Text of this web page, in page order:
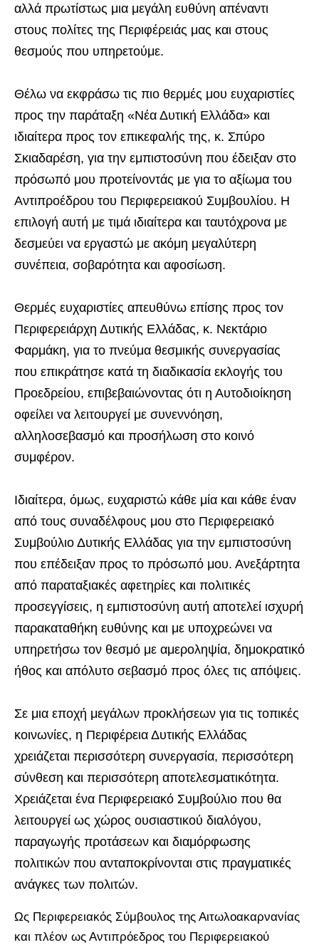
αλλά πρωτίστως μια μεγάλη ευθύνη απέναντι
στους πολίτες της Περιφέρειάς μας και στους
θεσμούς που υπηρετούμε.
Θέλω να εκφράσω τις πιο θερμές μου ευχαριστίες
προς την παράταξη «Νέα Δυτική Ελλάδα» και
ιδιαίτερα προς τον επικεφαλής της, κ. Σπύρο
Σκιαδαρέση, για την εμπιστοσύνη που έδειξαν στο
πρόσωπό μου προτείνοντάς με για το αξίωμα του
Αντιπροέδρου του Περιφερειακού Συμβουλίου. Η
επιλογή αυτή με τιμά ιδιαίτερα και ταυτόχρονα με
δεσμεύει να εργαστώ με ακόμη μεγαλύτερη
συνέπεια, σοβαρότητα και αφοσίωση.
Θερμές ευχαριστίες απευθύνω επίσης προς τον
Περιφερειάρχη Δυτικής Ελλάδας, κ. Νεκτάριο
Φαρμάκη, για το πνεύμα θεσμικής συνεργασίας
που επικράτησε κατά τη διαδικασία εκλογής του
Προεδρείου, επιβεβαιώνοντας ότι η Αυτοδιοίκηση
οφείλει να λειτουργεί με συνεννόηση,
αλληλοσεβασμό και προσήλωση στο κοινό
συμφέρον.
Ιδιαίτερα, όμως, ευχαριστώ κάθε μία και κάθε έναν
από τους συναδέλφους μου στο Περιφερειακό
Συμβούλιο Δυτικής Ελλάδας για την εμπιστοσύνη
που επέδειξαν προς το πρόσωπό μου. Ανεξάρτητα
από παραταξιακές αφετηρίες και πολιτικές
προσεγγίσεις, η εμπιστοσύνη αυτή αποτελεί ισχυρή
παρακαταθήκη ευθύνης και με υποχρεώνει να
υπηρετήσω τον θεσμό με αμεροληψία, δημοκρατικό
ήθος και απόλυτο σεβασμό προς όλες τις απόψεις.
Σε μια εποχή μεγάλων προκλήσεων για τις τοπικές
κοινωνίες, η Περιφέρεια Δυτικής Ελλάδας
χρειάζεται περισσότερη συνεργασία, περισσότερη
σύνθεση και περισσότερη αποτελεσματικότητα.
Χρειάζεται ένα Περιφερειακό Συμβούλιο που θα
λειτουργεί ως χώρος ουσιαστικού διαλόγου,
παραγωγής προτάσεων και διαμόρφωσης
πολιτικών που ανταποκρίνονται στις πραγματικές
ανάγκες των πολιτών.
Ως Περιφερειακός Σύμβουλος της Αιτωλοακαρνανίας
και πλέον ως Αντιπρόεδρος του Περιφερειακού